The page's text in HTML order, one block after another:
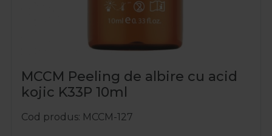
MCCM Peeling de albire cu acid
kojic K33P 10ml
Cod produs MCCM-127